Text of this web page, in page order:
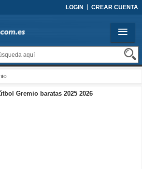
LOGIN CREAR CUENTA
Gremio baratas 2025 2026